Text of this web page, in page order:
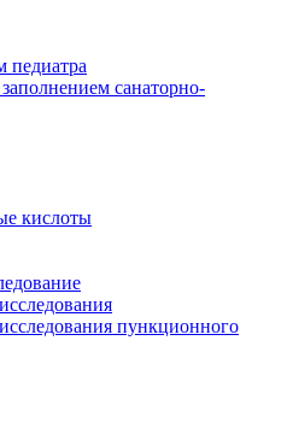
санаторно-
кислоты
пункционного